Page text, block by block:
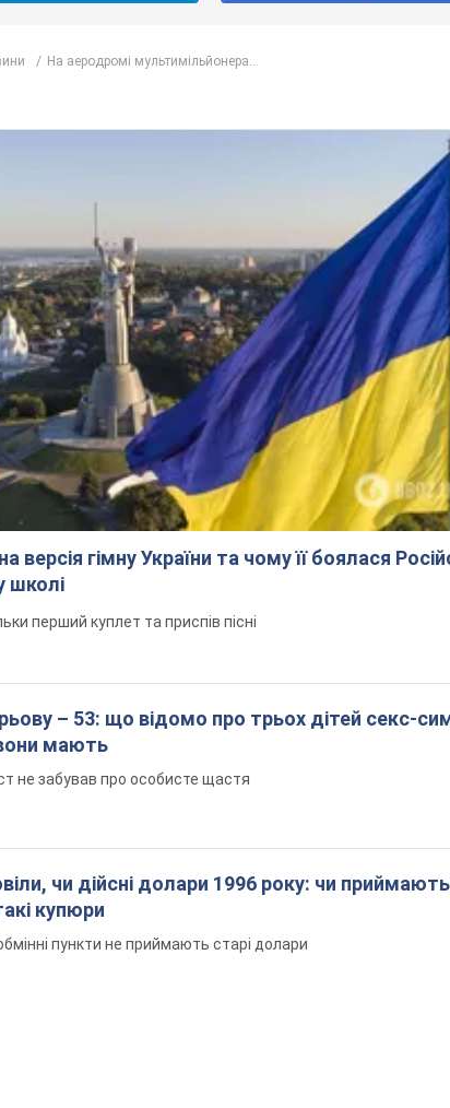
На аеродромі мультимільйонера...
версія гімну України та чому її боялася
школі
перший куплет та приспів пісні
– 53: що відомо про трьох дітей секс-
мають
не забував про особисте щастя
чи дійсні долари 1996 року: чи приймають
купюри
пункти не приймають старі долари